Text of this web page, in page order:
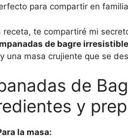
para compartir en
receta, te compartiré mi
de bagre
una masa crujiente que se
de
y
la masa: